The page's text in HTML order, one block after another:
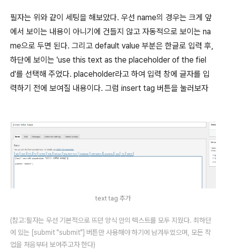
필자는 위와 같이 세팅을 해보았다. 우선 name의 경우는 크게 앞
에서 보이는 내용이 아니기에 건들지 않고 자동적으로 보이는 na
me으로 두면 된다. 그리고 default value 부분은 한글로 입력 후,
하단에 보이는 'use this text as the placeholder of the fiel
d'를 선택해 주었다. placeholder라고 하여 입력 창에 글자를 입
력하기 전에 보여질 내용이다. 그럼 insert tag 버튼을 눌러보자
text tag 추가
(참고:필자는 우선 기본적으로 뜨던 양식 안의 텍스트를 모두 지웠다. 최하단
에 있는 [submit "submit"] 버튼만 사용해야 하기에 남겨두었으며, 모든 작
업을 처음부터 보여주고자 한다)